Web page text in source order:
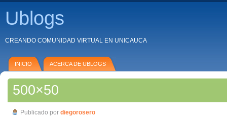
Ublogs
CREANDO COMUNIDAD VIRTUAL EN UNICAUCA
INICIO ACERCA DE UBLOGS
500×50
Publicado por diegorosero